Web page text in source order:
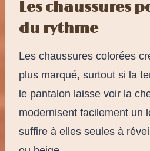
Les chaussures
du rythme
Les chaussures colorées
plus marqué, surtout si la
le pantalon laisse voir la
modernisent facilement un
suffire à elles seules à